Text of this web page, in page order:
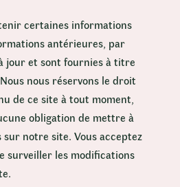
certaines informations
antérieures, par
jour et sont fournies à titre
nous réservons le droit
de ce site à tout moment,
obligation de mettre à
notre site. Vous acceptez
surveiller les modifications